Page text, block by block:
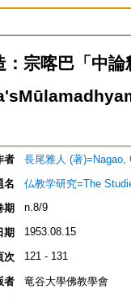
：宗喀巴「中
者
長尾雅人 (著)=Nagao,
名
仏教学研究=The
期
n.8/9
期 1953.08.15
次 121 - 131
者
竜谷大學佛教學會